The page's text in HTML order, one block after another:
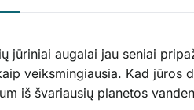
jūriniai augalai jau seniai
veiksmingiausia. Kad jūros
iš švariausių planetos